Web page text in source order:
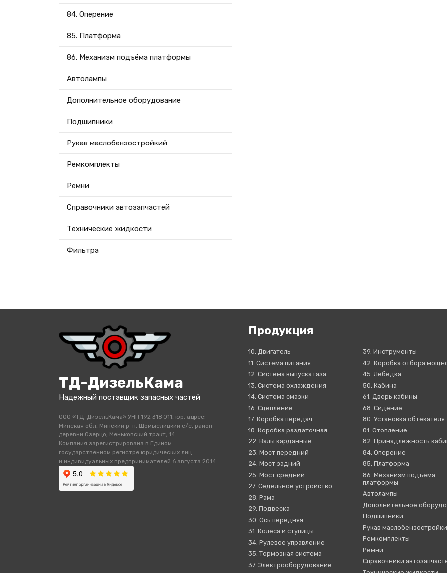
84. Оперение
85. Платформа
86. Механизм подъёма платформы
Автолампы
Дополнительное оборудование
Подшипники
Рукав маслобензостройкий
Ремкомплекты
Ремни
Справочники автозапчастей
Технические жидкости
Фильтра
ТД-ДизельКама
Надежный поставщик запасных частей
ООО «ТД-ДизельКама» УНП 192 318 011, юр. адрес:
Минская обл, Минский р-н, Щомыслицкий с/с, район
деревни Озерцо, Меньковский тракт, 14
Компания зарегистрирована в Едином
государственном регистре юридических лиц
и индивидуальных предпринимателей 6 августа 2014
Продукция
10. Двигатель
11. Система питания
12. Система выпуска газа
13. Система охлаждения
14. Система смазки
16. Сцепление
17. Коробка передач
18. Коробка раздаточная
22. Валы карданные
23. Мост передний
24. Мост задний
25. Мост средний
27. Седельное устройство
28. Рама
29. Подвеска
30. Ось передняя
31. Колёса и ступицы
34. Рулевое управление
35. Тормозная система
37. Электрооборудование
39. Инструменты
42. Коробка отбора
45. Лебёдка
50. Кабина
61. Дверь кабины
68. Сидение
80. Установка обтекателя
81. Отопление
82. Принадлежность
84. Оперение
85. Платформа
86. Механизм подъёма
платформы
Автолампы
Дополнительное
Подшипники
Рукав
Ремкомплекты
Ремни
Справочники